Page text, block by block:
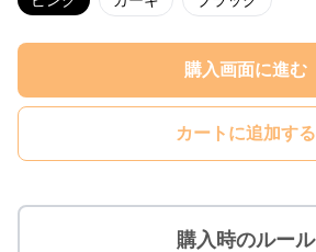
購入画面に進む
カートに追加する
購入時のルール